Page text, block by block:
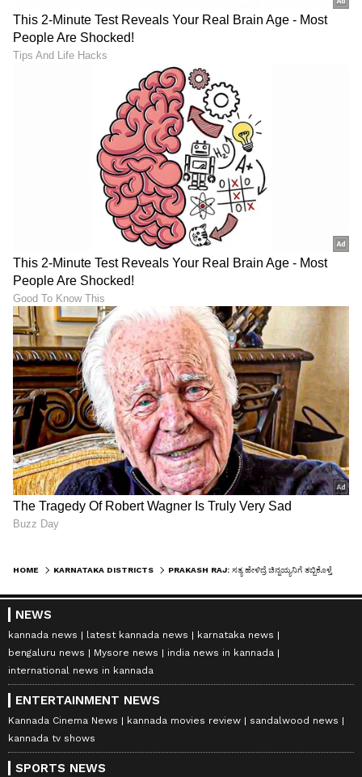
HOME KARNATAKA DISTRICTS
NEWS
kannada news latest kannada news
karnataka news
bengaluru news
Mysore news
india news in kannada
international news in kannada
ENTERTAINMENT NEWS
Kannada Cinema News kannada movies review
sandalwood news
kannada tv shows
SPORTS NEWS